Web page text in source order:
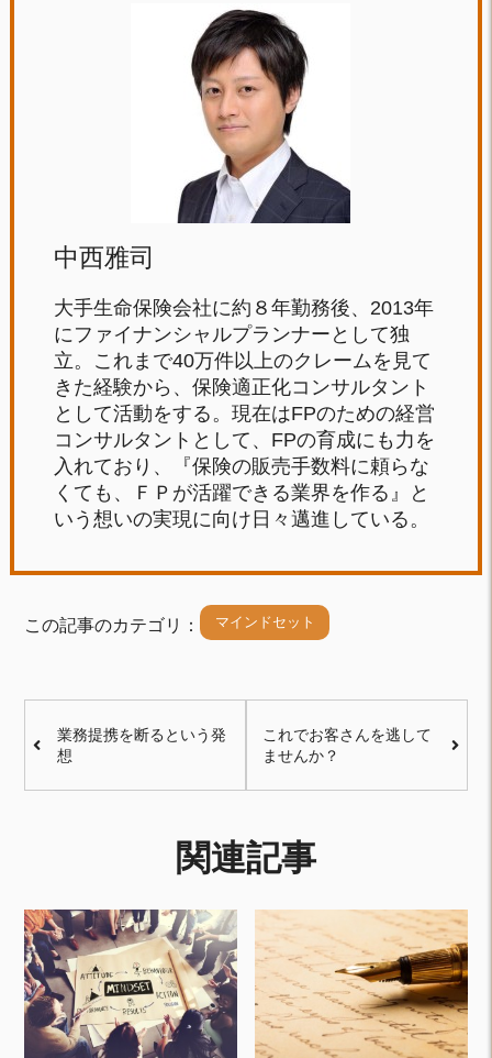
中西雅司
大手生命保険会社に約８年勤務後、2013年
にファイナンシャルプランナーとして独
立。これまで40万件以上のクレームを見て
きた経験から、保険適正化コンサルタント
として活動をする。現在はFPのための経営
コンサルタントとして、FPの育成にも力を
入れており、『保険の販売手数料に頼らな
くても、ＦＰが活躍できる業界を作る』と
いう想いの実現に向け日々邁進している。
この記事のカテゴリ： マインドセット
業務提携を断るという発
想
これでお客さんを逃して
ませんか？
関連記事